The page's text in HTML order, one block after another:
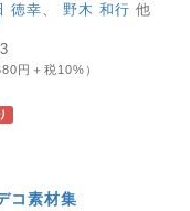
徳幸、 野木 和行 他
円＋税10%）
コ素材集